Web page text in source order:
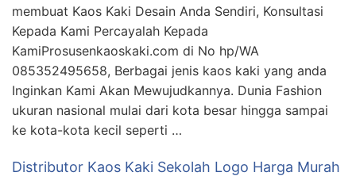
membuat Kaos Kaki Desain Anda Sendiri, Konsultasi
Kepada Kami Percayalah Kepada
KamiProsusenkaoskaki.com di No hp/WA
085352495658, Berbagai jenis kaos kaki yang anda
Inginkan Kami Akan Mewujudkannya. Dunia Fashion
ukuran nasional mulai dari kota besar hingga sampai
ke kota-kota kecil seperti …
Distributor Kaos Kaki Sekolah Logo Harga Murah